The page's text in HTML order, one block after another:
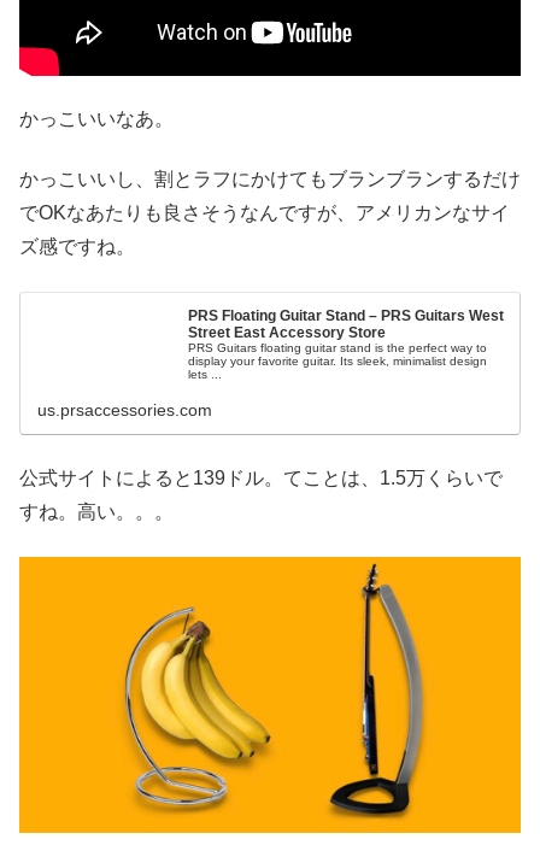
かっこいいなあ。
かっこいいし、割とラフにかけてもブランブランするだけ
でOKなあたりも良さそうなんですが、アメリカンなサイ
ズ感ですね。
PRS Floating Guitar Stand – PRS Guitars West
Street East Accessory Store
PRS Guitars floating guitar stand is the perfect way to
display your favorite guitar. Its sleek, minimalist design
lets ...
us.prsaccessories.com
公式サイトによると139ドル。てことは、1.5万くらいで
すね。高い。。。